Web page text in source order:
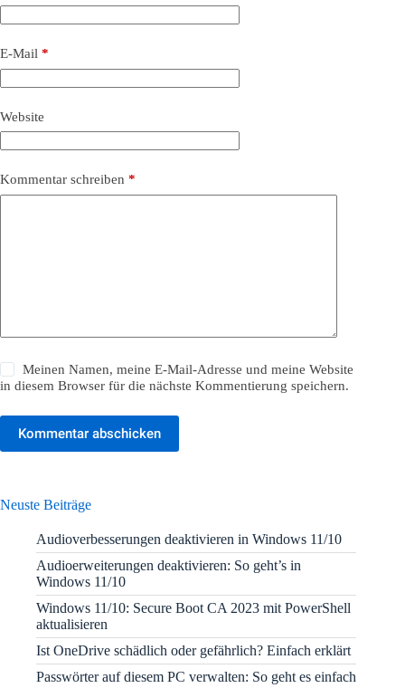
E-Mail *
Website
Kommentar schreiben *
Meinen Namen, meine E-Mail-Adresse und meine Website
in diesem Browser für die nächste Kommentierung speichern.
Kommentar abschicken
Neuste Beiträge
Audioverbesserungen deaktivieren in Windows 11/10
Audioerweiterungen deaktivieren: So geht’s in
Windows 11/10
Windows 11/10: Secure Boot CA 2023 mit PowerShell
aktualisieren
Ist OneDrive schädlich oder gefährlich? Einfach erklärt
Passwörter auf diesem PC verwalten: So geht es einfach